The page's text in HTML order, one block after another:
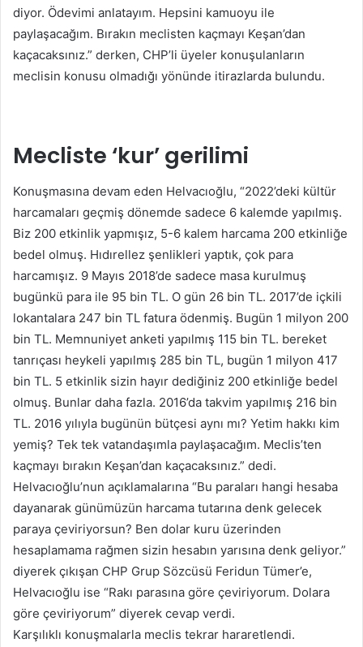
diyor. Ödevimi anlatayım. Hepsini kamuoyu ile
paylaşacağım. Bırakın meclisten kaçmayı Keşan’dan
kaçacaksınız.” derken, CHP’li üyeler konuşulanların
meclisin konusu olmadığı yönünde itirazlarda bulundu.
Mecliste ‘kur’ gerilimi
Konuşmasına devam eden Helvacıoğlu, “2022’deki kültür
harcamaları geçmiş dönemde sadece 6 kalemde yapılmış.
Biz 200 etkinlik yapmışız, 5-6 kalem harcama 200 etkinliğe
bedel olmuş. Hıdırellez şenlikleri yaptık, çok para
harcamışız. 9 Mayıs 2018’de sadece masa kurulmuş
bugünkü para ile 95 bin TL. O gün 26 bin TL. 2017’de içkili
lokantalara 247 bin TL fatura ödenmiş. Bugün 1 milyon 200
bin TL. Memnuniyet anketi yapılmış 115 bin TL. bereket
tanrıçası heykeli yapılmış 285 bin TL, bugün 1 milyon 417
bin TL. 5 etkinlik sizin hayır dediğiniz 200 etkinliğe bedel
olmuş. Bunlar daha fazla. 2016’da takvim yapılmış 216 bin
TL. 2016 yılıyla bugünün bütçesi aynı mı? Yetim hakkı kim
yemiş? Tek tek vatandaşımla paylaşacağım. Meclis’ten
kaçmayı bırakın Keşan’dan kaçacaksınız.” dedi.
Helvacıoğlu’nun açıklamalarına “Bu paraları hangi hesaba
dayanarak günümüzün harcama tutarına denk gelecek
paraya çeviriyorsun? Ben dolar kuru üzerinden
hesaplamama rağmen sizin hesabın yarısına denk geliyor.”
diyerek çıkışan CHP Grup Sözcüsü Feridun Tümer’e,
Helvacıoğlu ise “Rakı parasına göre çeviriyorum. Dolara
göre çeviriyorum” diyerek cevap verdi.
Karşılıklı konuşmalarla meclis tekrar hararetlendi.